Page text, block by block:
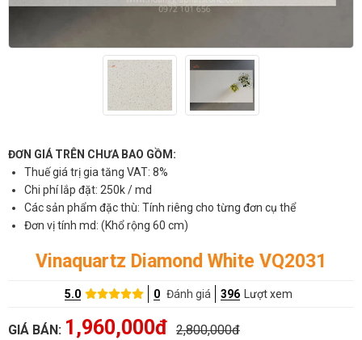
ĐƠN GIÁ TRÊN CHƯA BAO GỒM:
Thuế giá trị gia tăng VAT: 8%
Chi phí lắp đặt: 250k / md
Các sản phẩm đặc thù: Tính riêng cho từng đơn cụ thể
Đơn vị tính md: (Khổ rộng 60 cm)
Vinaquartz Diamond White VQ2031
5.0 0 Đánh giá 396 Lượt xem
GIÁ BÁN: 1,960,000đ 2,800,000đ